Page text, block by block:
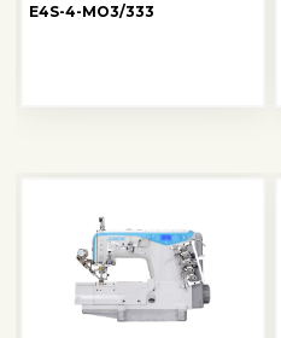
E4S-4-MO3/333